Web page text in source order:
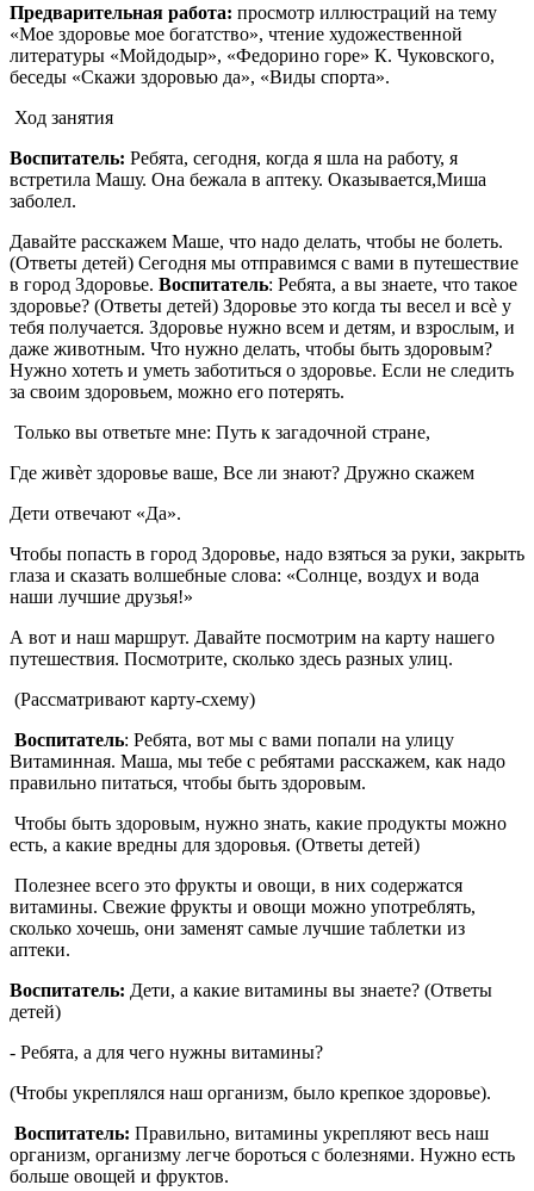
Предварительная работа: просмотр иллюстраций на тему
«Мое здоровье мое богатство», чтение художественной
литературы «Мойдодыр», «Федорино горе» К. Чуковского,
беседы «Скажи здоровью да», «Виды спорта».
Ход занятия
Воспитатель: Ребята, сегодня, когда я шла на работу, я
встретила Машу. Она бежала в аптеку. Оказывается,Миша
заболел.
Давайте расскажем Маше, что надо делать, чтобы не болеть.
(Ответы детей) Сегодня мы отправимся с вами в путешествие
в город Здоровье. Воспитатель: Ребята, а вы знаете, что такое
здоровье? (Ответы детей) Здоровье это когда ты весел и всѐ у
тебя получается. Здоровье нужно всем и детям, и взрослым, и
даже животным. Что нужно делать, чтобы быть здоровым?
Нужно хотеть и уметь заботиться о здоровье. Если не следить
за своим здоровьем, можно его потерять.
Только вы ответьте мне: Путь к загадочной стране,
Где живѐт здоровье ваше, Все ли знают? Дружно скажем
Дети отвечают «Да».
Чтобы попасть в город Здоровье, надо взяться за руки, закрыть
глаза и сказать волшебные слова: «Солнце, воздух и вода
наши лучшие друзья!»
А вот и наш маршрут. Давайте посмотрим на карту нашего
путешествия. Посмотрите, сколько здесь разных улиц.
(Рассматривают карту-схему)
Воспитатель: Ребята, вот мы с вами попали на улицу
Витаминная. Маша, мы тебе с ребятами расскажем, как надо
правильно питаться, чтобы быть здоровым.
Чтобы быть здоровым, нужно знать, какие продукты можно
есть, а какие вредны для здоровья. (Ответы детей)
Полезнее всего это фрукты и овощи, в них содержатся
витамины. Свежие фрукты и овощи можно употреблять,
сколько хочешь, они заменят самые лучшие таблетки из
аптеки.
Воспитатель: Дети, а какие витамины вы знаете? (Ответы
детей)
- Ребята, а для чего нужны витамины?
(Чтобы укреплялся наш организм, было крепкое здоровье).
Воспитатель: Правильно, витамины укрепляют весь наш
организм, организму легче бороться с болезнями. Нужно есть
больше овощей и фруктов.